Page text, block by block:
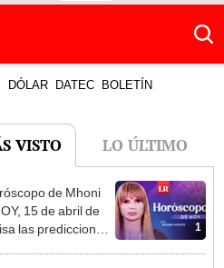
DÓLAR DATEC BOLETÍN
VISTO LO ÚLTIMO
1
de Mhoni
15 de abril de
las predicciones